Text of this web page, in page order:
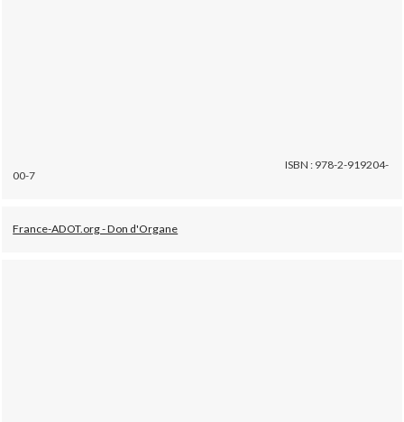
ISBN : 978-2-919204-
00-7
France-ADOT.org - Don d'Organe